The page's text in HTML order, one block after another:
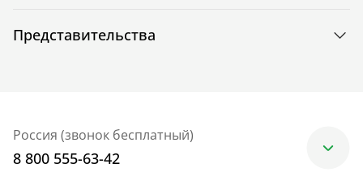
Представительства
Россия (звонок бесплатный)
8 800 555-63-42